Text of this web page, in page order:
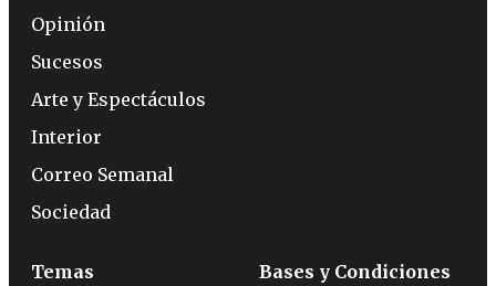
Opinión
Sucesos
Arte y Espectáculos
Interior
Correo Semanal
Sociedad
Temas Bases y Condiciones